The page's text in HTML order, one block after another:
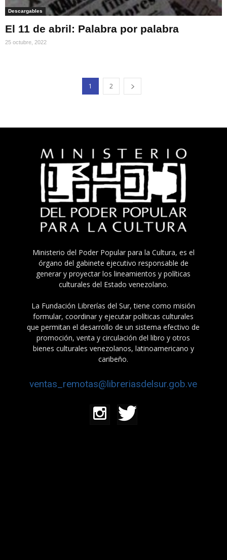
Descargables
El 11 de abril: Palabra por palabra
25 octubre, 2022
1 2
Ministerio del Poder Popular para la Cultura, es el
órgano del gabinete ejecutivo responsable de
generar y proyectar los lineamientos y políticas
culturales del Estado venezolano.
La Fundación Librerías del Sur, tiene como misión
formular, coordinar y ejecutar políticas culturales
que permitan el desarrollo de un sistema efectivo de
promoción, venta y circulación del libro y otros
bienes culturales venezolanos, latinoamericano y
caribeño.
ventas_remotas@libreriasdelsur.gob.ve